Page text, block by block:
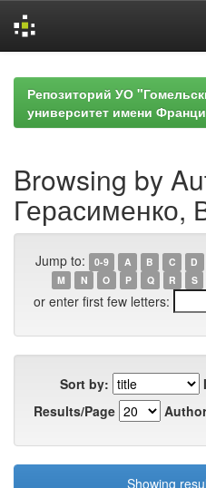
navigationРепозиторий УО
университет имени
Browsing by
Герасименко,
Jump to: 0-9 A B C D
M
N O P Q R S
or enter first few letters:
Sort by:
Results/Page
Showing